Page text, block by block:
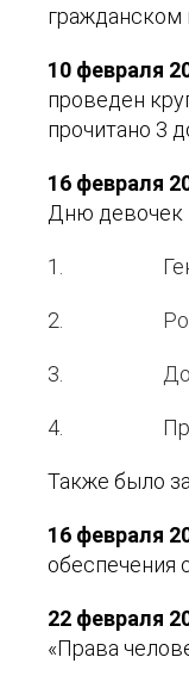
гражданском
10 февраля
проведен
прочитано 3
16 февраля
Дню девочек
1.
2.
3.
4.
Также было
16 февраля
обеспечения
22 февраля
«Права